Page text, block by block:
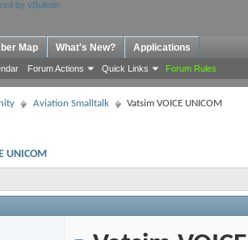
Forum Actions Quick Links Forum Rules
Map What's New? Applications
Aviation Smalltalk Vatsim VOICE UNICOM
UNICOM